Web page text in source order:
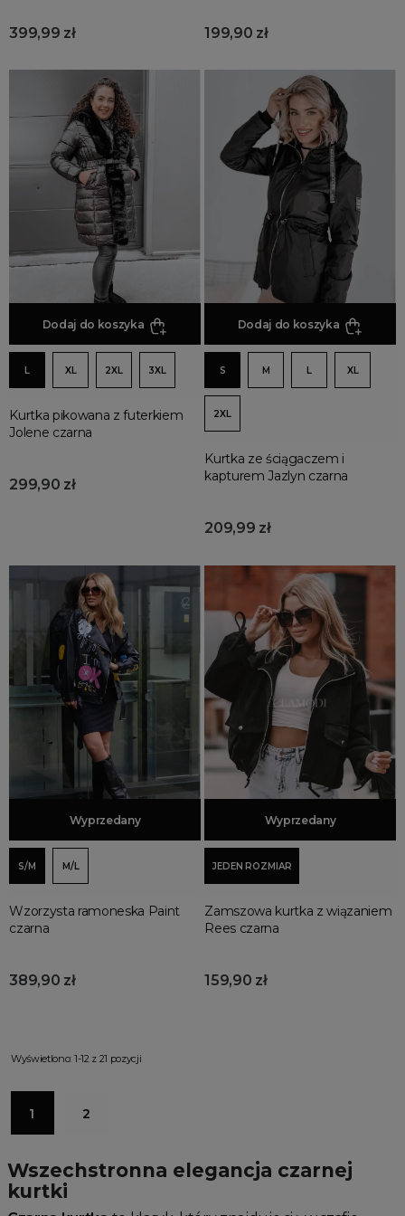
399,99 zł 199,90 zł
Dodaj do koszyka
L XL 2XL 3XL
Kurtka pikowana z futerkiem
Jolene czarna
299,90 zł
Dodaj do koszyka
S M L XL
2XL
Kurtka ze ściągaczem i
kapturem Jazlyn czarna
209,99 zł
Dodaj do koszyka
Wyprzedany
S/M M/L
Wzorzysta ramoneska Paint
czarna
389,90 zł
Dodaj do koszyka
Wyprzedany
JEDEN ROZMIAR
Zamszowa kurtka z wiązaniem
Rees czarna
159,90 zł
Wyświetlono: 1-12 z 21 pozycji
1 2
Wszechstronna elegancja czarnej
kurtki